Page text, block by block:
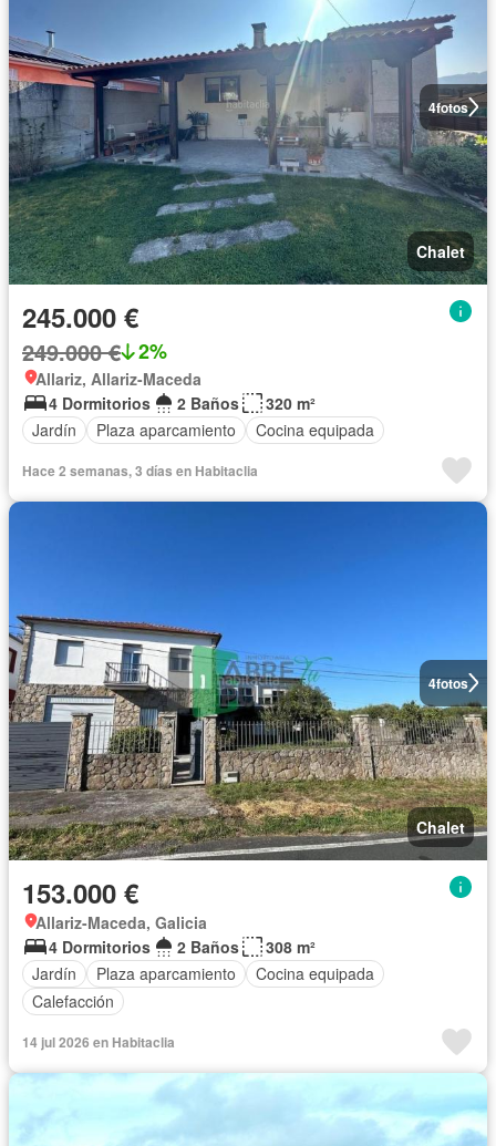
4fotos
Chalet
245.000 €
249.000 € 2%
Allariz, Allariz-Maceda
4 Dormitorios
2 Baños
320 m²
Jardín
Plaza aparcamiento Cocina equipada
Hace 2 semanas, 3 días en Habitaclia
4fotos
Chalet
153.000 €
Allariz-Maceda, Galicia
4 Dormitorios
2 Baños
308 m²
Jardín
Plaza aparcamiento
Cocina equipada
Calefacción
14 jul 2026 en Habitaclia